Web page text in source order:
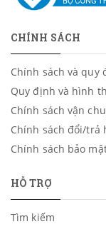
CHÍNH SÁCH
Chính sách và quy
Quy định và hình
Chính sách vận
Chính sách đổi/trả
Chính sách bảo
HỖ TRỢ
Tìm kiếm